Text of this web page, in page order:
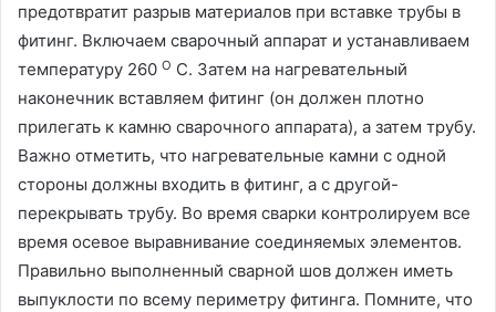
предотвратит разрыв материалов при вставке трубы в
фитинг. Включаем сварочный аппарат и устанавливаем
температуру 260 О С. Затем на нагревательный
наконечник вставляем фитинг (он должен плотно
прилегать к камню сварочного аппарата), а затем трубу.
Важно отметить, что нагревательные камни с одной
стороны должны входить в фитинг, а с другой-
перекрывать трубу. Во время сварки контролируем все
время осевое выравнивание соединяемых элементов.
Правильно выполненный сварной шов должен иметь
выпуклости по всему периметру фитинга. Помните, что